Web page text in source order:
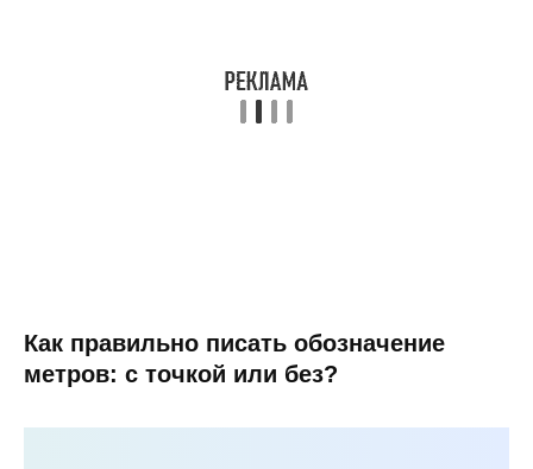
Как правильно писать обозначение
метров: с точкой или без?